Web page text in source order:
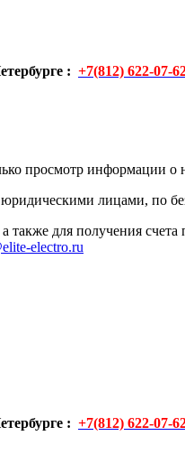
: +7(812) 622-07-
просмотр информации о
лицами, по
также для получения
electro.ru
: +7(812) 622-07-